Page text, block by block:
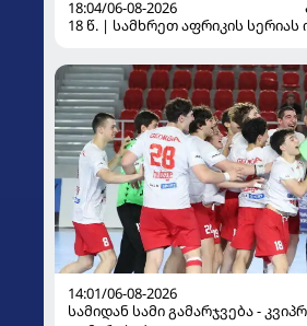
18:04/06-08-2026
18 წ. | სამხრეთ აფრიკის
14:01/06-08-2026
სამიდან სამი გამარჯვება -